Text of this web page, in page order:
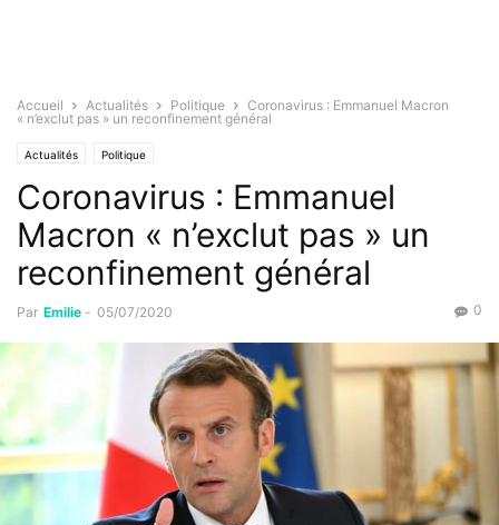
Accueil Actualités Politique
Coronavirus : Emmanuel Macron
« n’exclut pas » un reconfinement général
Actualités Politique
Coronavirus : Emmanuel
Macron « n’exclut pas » un
reconfinement général
Par Emilie - 05/07/2020 0